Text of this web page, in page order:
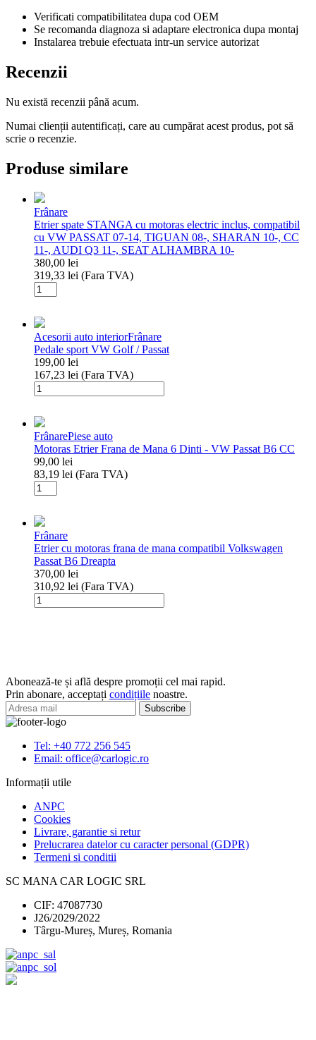
Verificati compatibilitatea dupa cod OEM
Se recomanda diagnoza si adaptare electronica dupa montaj
Instalarea trebuie efectuata intr-un service autorizat
Recenzii
Nu există recenzii până acum.
Numai clienții autentificați, care au cumpărat acest produs, pot să
scrie o recenzie.
Produse similare
Frânare
Etrier spate STANGA cu motoras electric inclus, compatibil
cu VW PASSAT 07-14, TIGUAN 08-, SHARAN 10-, CC
11-, AUDI Q3 11-, SEAT ALHAMBRA 10-
380,00 lei
319,33 lei (Fara TVA)
Cantitate
Etrier
STANGA
cu
motoras
electric
inclus,
compatibil
VW
PASSAT
07-
14,
TIGUAN
08-,
SHARAN
CC
11-,
AUDI
Q3
11-,
SEAT
ALHAMBRA
10-
Acesorii auto interiorFrânare
Pedale sport VW Golf / Passat
199,00 lei
167,23 lei (Fara TVA)
Cantitate
Pedale
VW
Golf
/
Passat
FrânarePiese auto
Motoras Etrier Frana de Mana 6 Dinti - VW Passat B6 CC
99,00 lei
83,19 lei (Fara TVA)
Cantitate
Motoras
Frana
de
Mana
6
Dinti
-
VW
Frânare
Etrier cu motoras frana de mana compatibil Volkswagen
Passat B6 Dreapta
370,00 lei
310,92 lei (Fara TVA)
Cantitate
Etrier
mana
compatibil
Volkswagen
Passat
B6
Abonează-te și află despre promoții cel mai rapid.
Prin abonare, acceptați condițiile noastre.
Tel: +40 772 256 545
Email: office@carlogic.ro
Informații utile
ANPC
Cookies
Livrare, garantie si retur
Prelucrarea datelor cu caracter personal (GDPR)
Termeni si conditii
SC MANA CAR LOGIC SRL
CIF: 47087730
J26/2029/2022
Târgu-Mureș, Mureș, Romania